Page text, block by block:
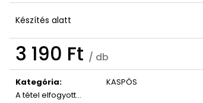
Készítés alatt
3 190 Ft / db
Egységár:
Kategória:
KASPÓS
A tétel elfogyott…
ISTEN HOZOTT ÜDVÖZLŐ TÁBLA
3 790 Ft